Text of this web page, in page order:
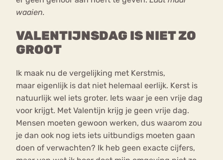
waaien.
VALENTIJNSDAG IS NIET ZO
GROOT
Ik maak nu de vergelijking met Kerstmis,
maar eigenlijk is dat niet helemaal eerlijk. Kerst is
natuurlijk wel iets groter. Iets waar je een vrije dag
voor krijgt. Met Valentijn krijg je geen vrije dag.
Mensen moeten gewoon werken, dus waarom zou
je dan ook nog iets iets uitbundigs moeten gaan
doen of verwachten? Ik heb geen exacte cijfers,